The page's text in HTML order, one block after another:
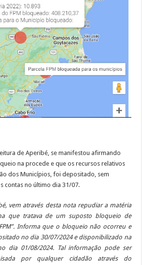
de Aperibé, se manifestou afirmando
na procede e que os recursos relativos
dos Municípios, foi depositado, sem
contas no último dia 31/07.
vem através desta nota repudiar a matéria
que tratava de um suposto bloqueio de
Informa que o bloqueio não ocorreu e
no dia 30/07/2024 e disponibilizado na
dia 01/08/2024. Tal informação pode ser
por qualquer cidadão através do